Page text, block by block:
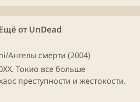
от UnDead
Ангелы смерти (2004)
Токио все больше
преступности и жестокости.